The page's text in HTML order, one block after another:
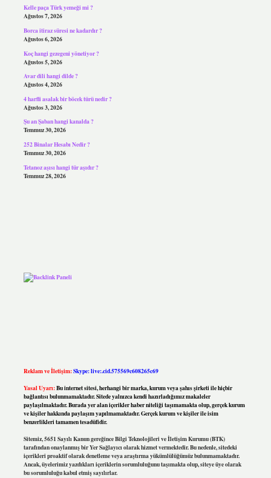
Kelle paça Türk yemeği mi ?
Ağustos 7, 2026
Borca itiraz süresi ne kadardır ?
Ağustos 6, 2026
Koç hangi gezegeni yönetiyor ?
Ağustos 5, 2026
Avar dili hangi dilde ?
Ağustos 4, 2026
4 harfli asalak bir böcek türü nedir ?
Ağustos 3, 2026
Şu an Şaban hangi kanalda ?
Temmuz 30, 2026
252 Binalar Hesabı Nedir ?
Temmuz 30, 2026
Tetanoz aşısı hangi tür aşıdır ?
Temmuz 28, 2026
Reklam ve İletişim:Skype: live:.cid.575569c608265c69
Yasal Uyarı:Bu internet sitesi, herhangi bir marka, kurum veya şahıs şirketi ile hiçbir
bağlantısı bulunmamaktadır. Sitede yalnızca kendi hazırladığımız makaleler
paylaşılmaktadır. Burada yer alan içerikler haber niteliği taşımamakta olup, gerçek kurum
ve kişiler hakkında paylaşım yapılmamaktadır. Gerçek kurum ve kişiler ile isim
benzerlikleri tamamen tesadüfidir.
Sitemiz, 5651 Sayılı Kanun gereğince Bilgi Teknolojileri ve İletişim Kurumu (BTK)
tarafından onaylanmış bir Yer Sağlayıcı olarak hizmet vermektedir. Bu nedenle, sitedeki
içerikleri proaktif olarak denetleme veya araştırma yükümlülüğümüz bulunmamaktadır.
Ancak, üyelerimiz yazdıkları içeriklerin sorumluluğunu taşımakta olup, siteye üye olarak
bu sorumluluğu kabul etmiş sayılırlar.